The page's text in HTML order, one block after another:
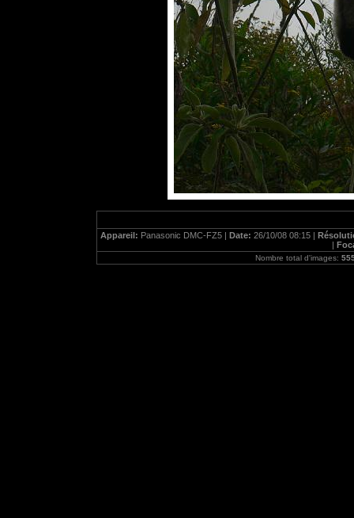
Appareil: Panasonic DMC-FZ5 | Date: 26/10/08 08:15 |
|
Nombre total d'images: